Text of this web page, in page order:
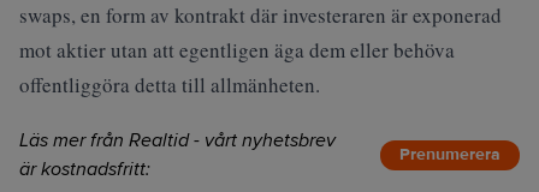
swaps, en form av kontrakt där investeraren är exponerad
mot aktier utan att egentligen äga dem eller behöva
offentliggöra detta till allmänheten.
Läs mer från Realtid - vårt nyhetsbrev
är kostnadsfritt:
Prenumerera